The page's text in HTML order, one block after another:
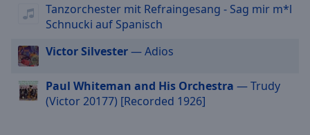
close
window.
Text
Color
Tanzorchester mit Refraingesang - Sag mir m*l
Schnucki auf Spanisch
Victor Silvester— Adios
Paul Whiteman and His Orchestra — Trudy
(Victor 20177) [Recorded 1926]